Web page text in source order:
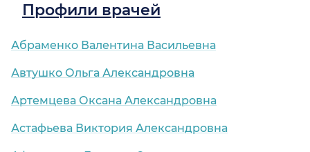
Профили врачей
Абраменко Валентина Васильевна
Автушко Ольга Александровна
Артемцева Оксана Александровна
Астафьева Виктория Александровна